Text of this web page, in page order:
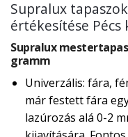
Supralux
értékesítése Pécs
Supralux
gramm
Univerzális: fára,
már festett fára
lazúrozás alá 0-2